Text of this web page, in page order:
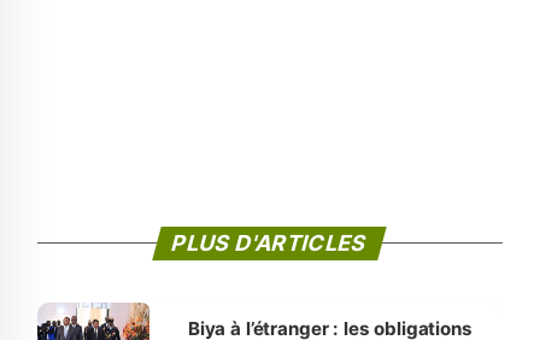
PLUS D'ARTICLES
Biya à l’étranger : les obligations